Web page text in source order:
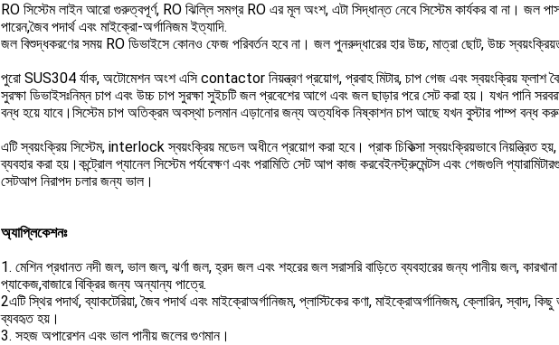
RO সিস্টেম লাইন আরো গুরুত্বপূর্ণ, RO ঝিল্লি সমগ্র RO এর মূল অংশ, এটা সিদ্ধান্ত নেবে সিস্টেম কার্যকর বা না। জল
পারেন,জৈব পদার্থ এবং মাইক্রো-অর্গানিজম ইত্যাদি.
জল বিশুদ্ধকরণের সময় RO ডিভাইসে কোনও ফেজ পরিবর্তন হবে না। জল পুনরুদ্ধারের হার উচ্চ, মাত্রা ছোট, উচ্চ
পুরো SUS304 র্যাক, অটোমেশন অংশ এসি contactor নিয়ন্ত্রণ প্রয়োগ, প্রবাহ মিটার, চাপ গেজ এবং স্বয়ংক্রিয় ফ্লাশ
সুরক্ষা ডিভাইসঃনিম্ন চাপ এবং উচ্চ চাপ সুরক্ষা সুইচটি জল প্রবেশের আগে এবং জল ছাড়ার পরে সেট করা হয়। যখন পানি
বন্ধ হয়ে যাবে।সিস্টেম চাপ অতিক্রম অবস্থা চলমান এড়ানোর জন্য অত্যধিক নিষ্কাশন চাপ আছে যখন বুস্টার পাম্প বন্ধ
এটি স্বয়ংক্রিয় সিস্টেম, interlock স্বয়ংক্রিয় মডেল অধীনে প্রয়োগ করা হবে। প্রাক চিকিত্সা স্বয়ংক্রিয়ভাবে নিয়ন্ত্রিত হয়,
ব্যবহার করা হয়।কন্ট্রোল প্যানেল সিস্টেম পর্যবেক্ষণ এবং পরামিতি সেট আপ কাজ করবেইনস্ট্রুমেন্টস এবং গেজগুলি
সেটআপ নিরাপদ চলার জন্য ভাল।
অ্যাপ্লিকেশনঃ
1. মেশিন প্রধানত নদী জল, ভাল জল, ঝর্ণা জল, হ্রদ জল এবং শহরের জল সরাসরি বাড়িতে ব্যবহারের জন্য পানীয় জল,
প্যাকেজ,বাজারে বিক্রির জন্য অন্যান্য পাত্রে.
2এটি স্থির পদার্থ, ব্যাকটেরিয়া, জৈব পদার্থ এবং মাইক্রোঅর্গানিজম, প্লাস্টিকের কণা, মাইক্রোঅর্গানিজম, ক্লোরিন, স্বাদ,
ব্যবহৃত হয়।
3. সহজ অপারেশন এবং ভাল পানীয় জলের গুণমান।